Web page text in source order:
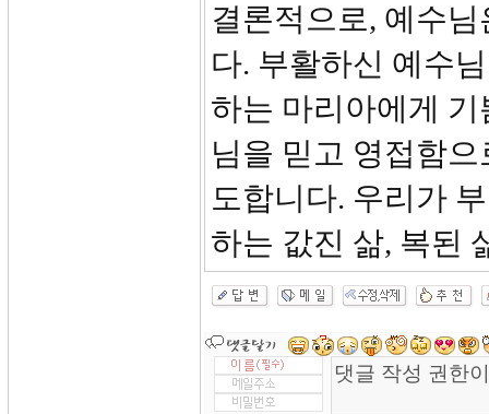
결론적으로, 예수
다. 부활하신 예수
하는 마리아에게
님을 믿고 영접함
도합니다. 우리가
하는 값진 삶, 복된